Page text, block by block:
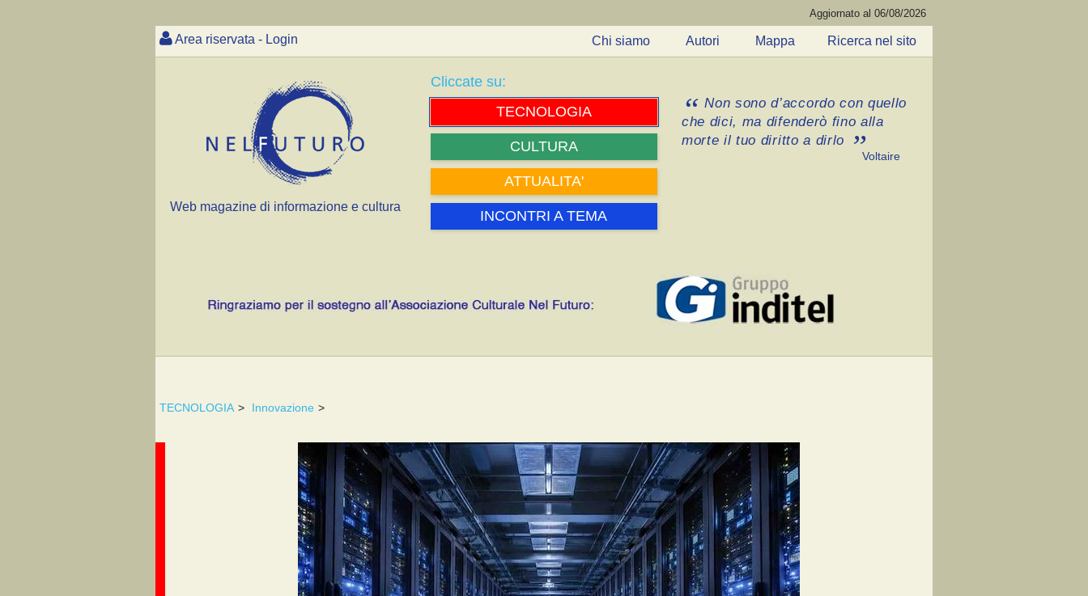
Aggiornato al 06/08/2026
Area riservata - Login Chi siamo Autori Mappa Ricerca nel sito
Web magazine di informazione e cultura
Cliccate su:
TECNOLOGIA
CULTURA
ATTUALITA'
INCONTRI A TEMA
Non sono d’accordo con quello
che dici, ma difenderò fino alla
morte il tuo diritto a dirlo
Voltaire
TECNOLOGIA > Innovazione >